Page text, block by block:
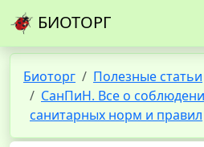
БИОТОРГ
Биоторг
Полезные статьи
СанПиН. Все о
санитарных норм и правил